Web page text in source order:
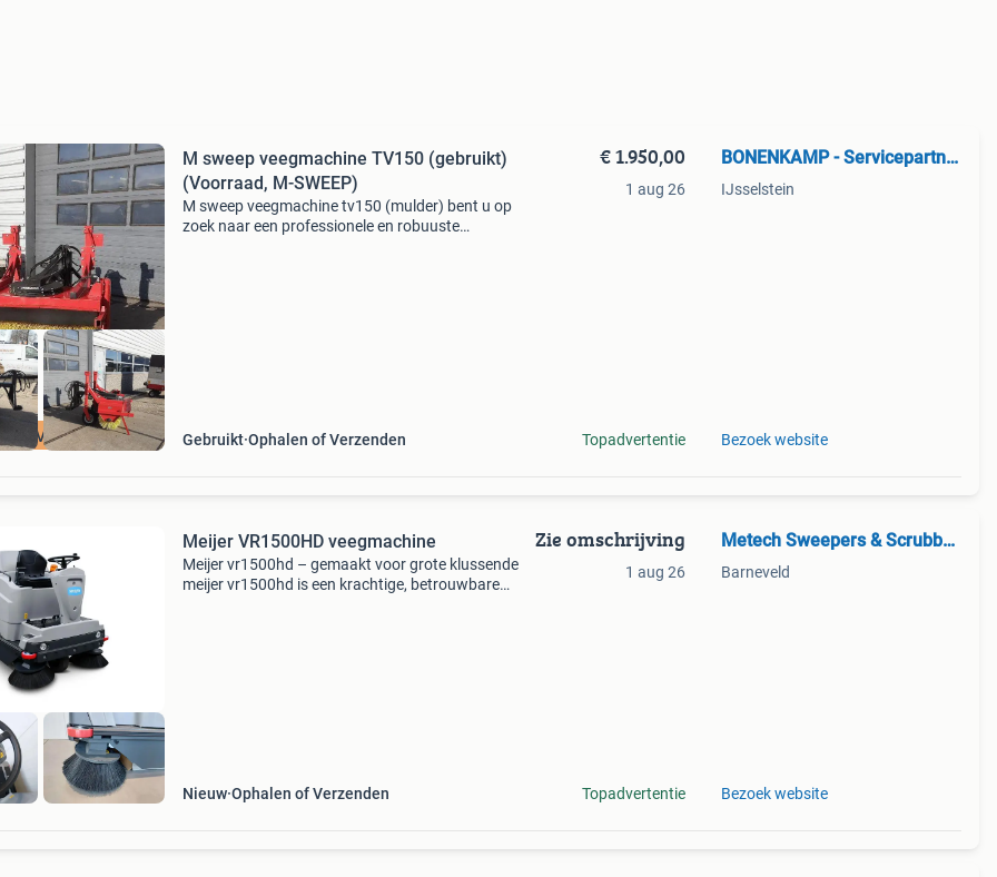
LEVERBAAR
M sweep veegmachine TV150 (gebruikt)
(Voorraad, M-SWEEP)
M sweep veegmachine tv150 (mulder) bent u op
zoek naar een professionele en robuuste
Gebruikt Ophalen of Verzenden
€ 1.950,00
1 aug 26
Topadvertentie
BONENKAMP - Servicepartner Tuin en Park
IJsselstein
Bezoek website
Meijer VR1500HD veegmachine
Meijer vr1500hd – gemaakt voor grote klussende
meijer vr1500hd is een krachtige, betrouwbare
Nieuw Ophalen of Verzenden
Zie omschrijving
1 aug 26
Topadvertentie
Metech Sweepers & Scrubbers
Barneveld
Bezoek website